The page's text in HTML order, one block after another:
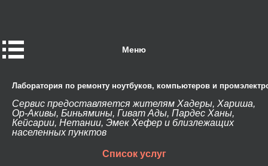
Меню
Лаборатория по ремонту ноутбуков, компьютеров и
Сервис предоставляется жителям Хадеры, Хариша,
Ор-Акивы, Биньямины, Гиват Ады, Пардес Ханы,
Кейсарии, Нетании, Эмек Хефер и близлежащих
населенных пунктов
Список услуг